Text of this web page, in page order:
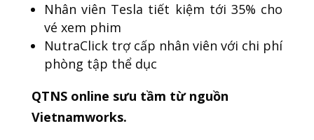
Nhân viên Tesla tiết kiệm tới 35% cho
vé xem phim
NutraClick trợ cấp nhân viên với chi phí
phòng tập thể dục
QTNS online sưu tầm từ nguồn
Vietnamworks.